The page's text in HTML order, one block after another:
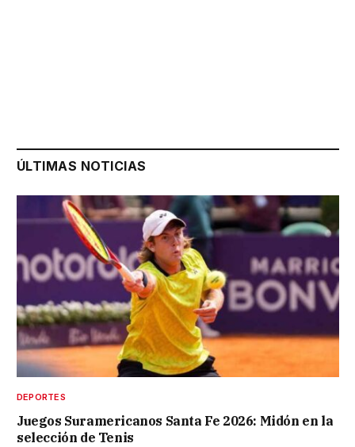
ÚLTIMAS NOTICIAS
DEPORTES
Juegos Suramericanos Santa Fe 2026: Midón en la
selección de Tenis